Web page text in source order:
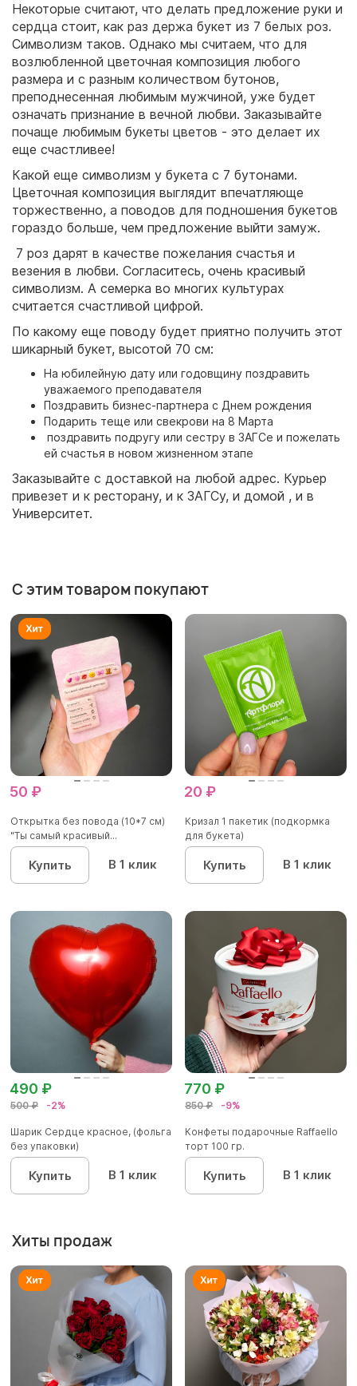
Некоторые считают, что делать предложение руки и
сердца стоит, как раз держа букет из 7 белых роз.
Символизм таков. Однако мы считаем, что для
возлюбленной цветочная композиция любого
размера и с разным количеством бутонов,
преподнесенная любимым мужчиной, уже будет
означать признание в вечной любви. Заказывайте
почаще любимым букеты цветов - это делает их
еще счастливее!
Какой еще символизм у букета с 7 бутонами.
Цветочная композиция выглядит впечатляюще
торжественно, а поводов для подношения букетов
гораздо больше, чем предложение выйти замуж.
7 роз дарят в качестве пожелания счастья и
везения в любви. Согласитесь, очень красивый
символизм. А семерка во многих культурах
считается счастливой цифрой.
По какому еще поводу будет приятно получить этот
шикарный букет, высотой 70 см:
На юбилейную дату или годовщину поздравить
уважаемого преподавателя
Поздравить бизнес-партнера с Днем рождения
Подарить теще или свекрови на 8 Марта
поздравить подругу или сестру в ЗАГСе и пожелать
ей счастья в новом жизненном этапе
Заказывайте с доставкой на любой адрес. Курьер
привезет и к ресторану, и к ЗАГСу, и домой , и в
Университет.
С этим товаром покупают
50 ₽
Открытка без повода (10*7 см)
"Ты самый красивый...
Купить В 1 клик
20 ₽
Кризал 1 пакетик (подкормка
для букета)
Купить В 1 клик
500 ₽ -2%
490 ₽
Шарик Сердце красное, (фольга
без упаковки)
Купить В 1 клик
850 ₽ -9%
770 ₽
Конфеты подарочные Raffaello
торт 100 гр.
Купить В 1 клик
Хиты продаж